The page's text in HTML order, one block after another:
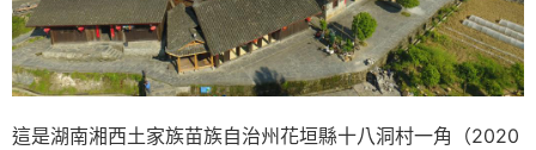
這是湖南湘西土家族苗族自治州花垣縣十八洞村一角（2020